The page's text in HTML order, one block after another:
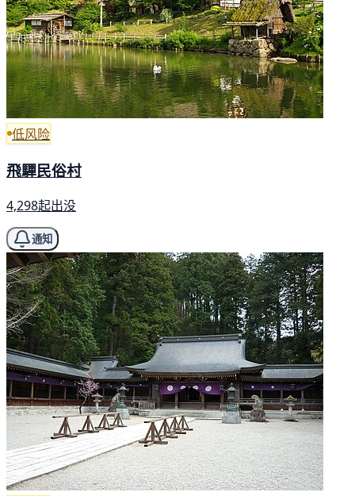
低风险
飛驒民俗村
4,298起出没
通知